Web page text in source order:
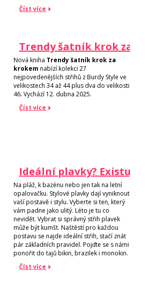
Číst více
Trendy šatník krok za
Nová kniha Trendy šatník krok za
krokem nabízí kolekci 27
nejpovedenějších střihů z Burdy Style ve
velikostech 34 až 44 plus dva do velikosti
46. Vychází 12. dubna 2025.
Číst více
Ideální plavky?
Na pláž, k bazénu nebo jen tak na letní
opalovačku. Stylové plavky dají vyniknout
vaší postavě i stylu. Vyberte si ten, který
vám padne jako ulitý. Léto je tu co
nevidět. Vybrat si správný střih plavek
může být kumšt. Naštěstí pro každou
postavu se najde ideální střih, stačí znát
pár základních pravidel. Pojďte se s námi
ponořit do tajů bikin, brazilek i monokin.
Číst více